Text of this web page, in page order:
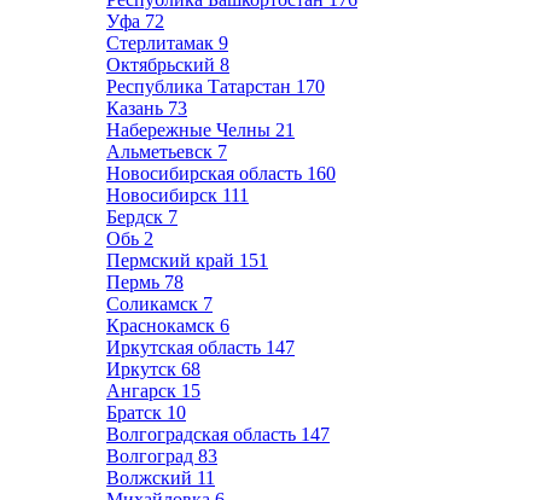
Уфа 72
Стерлитамак 9
Октябрьский 8
Республика Татарстан 170
Казань 73
Набережные Челны 21
Альметьевск 7
Новосибирская область 160
Новосибирск 111
Бердск 7
Обь 2
Пермский край 151
Пермь 78
Соликамск 7
Краснокамск 6
Иркутская область 147
Иркутск 68
Ангарск 15
Братск 10
Волгоградская область 147
Волгоград 83
Волжский 11